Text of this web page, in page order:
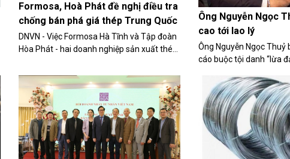
Formosa, Hoà Phát đề nghị điều tra
chống bán phá giá thép Trung Quốc
DNVN - Việc Formosa Hà Tĩnh và Tập đoàn
Hòa Phát - hai doanh nghiệp sản xuất thép
Công Thương đề nghị điều tra chống bán
phá giá đối với sản phẩm thép cán nóng
(HRC) có nguồn gốc từ Trung Quốc đã gây
ra nhiều ý kiến trái chiều trong nội bộ ngành
thép. 7 doanh nghiệp gửi văn bản “phản
biện”.
Ông Nguyễn Ngọc
cao tới lao lý
Ông Nguyễn Ngọc Thuỷ
cáo buộc tội danh “lừa
cổ phần tại Egroup.
giam ngày 25/3.